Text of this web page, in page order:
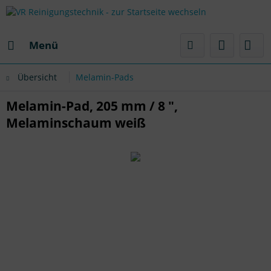
Menü
Übersicht Melamin-Pads
Melamin-Pad, 205 mm / 8 ",
Melaminschaum weiß